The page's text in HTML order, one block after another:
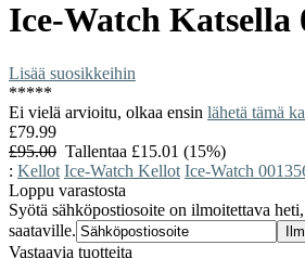
Ice-Watch Katsella
Lisää suosikkeihin
*****
Ei vielä arvioitu, olkaa ensin lähetä tämä
£79.99
£95.00 Tallentaa £15.01 (15%)
: Kellot Ice-Watch Kellot Ice-Watch
Loppu varastosta
Syötä sähköpostiosoite on ilmoitettava
saataville.
Vastaavia tuotteita